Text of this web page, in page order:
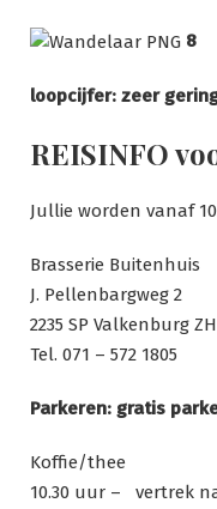
8
loopcijfer: zeer
REISINFO
Jullie worden vanaf
Brasserie Buitenhuis
J. Pellenbargweg 2
2235 SP Valkenburg ZH
Tel. 071 – 572 1805
Parkeren: gratis
Koffie/thee
10.30 uur – vertrek